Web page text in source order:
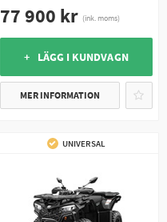
77 900 kr (ink. moms)
+ LÄGG I KUNDVAGN
MER INFORMATION
UNIVERSAL